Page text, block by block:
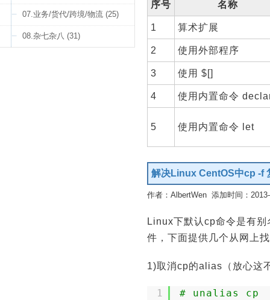
07.业务/货代/跨境/物流 (25)
08.杂七杂八 (31)
序号 名称
1 算术扩展
2 使用外部程序
3 使用 $[]
4 使用内置命令
5 使用内置命令 let
解决Linux CentOS中cp -f
作者：AlbertWen 添加时间：
Linux下默认cp命令是有别
件，下面提供几个从网上
1)取消cp的alias（放心这
1
# unalias cp